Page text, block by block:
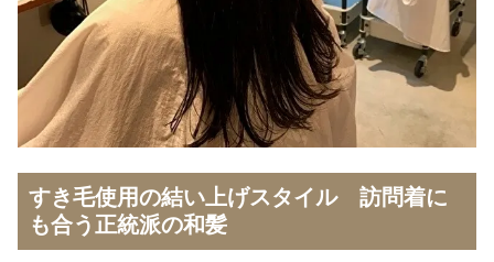
すき毛使用の結い上げスタイル 訪問着に
も合う正統派の和髪